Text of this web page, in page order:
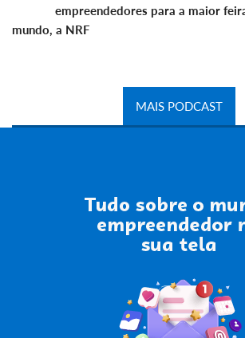
empreendedores para a maior
mundo, a NRF
MAIS PODCAST